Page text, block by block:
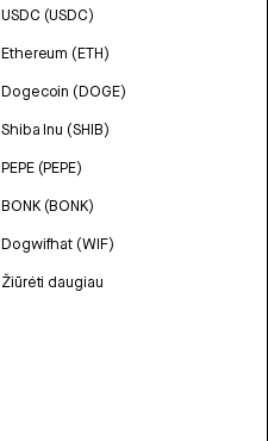
USDC (USDC)
Ethereum (ETH)
Dogecoin (DOGE)
Shiba Inu (SHIB)
PEPE (PEPE)
BONK (BONK)
Dogwifhat (WIF)
Žiūrėti daugiau